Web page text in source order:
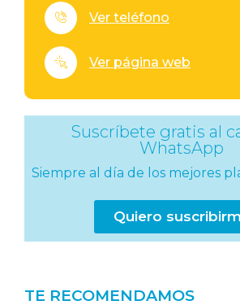
Ver teléfono
Ver página web
Suscríbete gratis al
WhatsApp
Siempre al día de los mejores
Quiero
TE RECOMENDAMOS